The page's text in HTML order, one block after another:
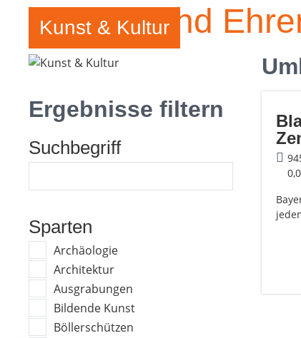
Vereine und
Kunst & Kultur
Ergebnisse filtern
Suchbegriff
Sparten
Archäologie
Architektur
Ausgrabungen
Bildende Kunst
Böllerschützen